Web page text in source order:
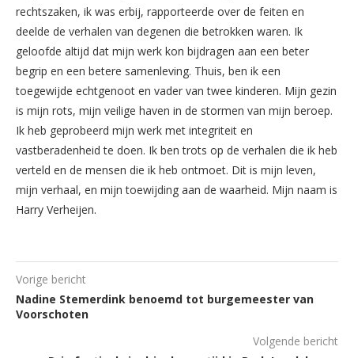
rechtszaken, ik was erbij, rapporteerde over de feiten en
deelde de verhalen van degenen die betrokken waren. Ik
geloofde altijd dat mijn werk kon bijdragen aan een beter
begrip en een betere samenleving. Thuis, ben ik een
toegewijde echtgenoot en vader van twee kinderen. Mijn gezin
is mijn rots, mijn veilige haven in de stormen van mijn beroep.
Ik heb geprobeerd mijn werk met integriteit en
vastberadenheid te doen. Ik ben trots op de verhalen die ik heb
verteld en de mensen die ik heb ontmoet. Dit is mijn leven,
mijn verhaal, en mijn toewijding aan de waarheid. Mijn naam is
Harry Verheijen.
Vorige bericht
Nadine Stemerdink benoemd tot burgemeester van
Voorschoten
Volgende bericht